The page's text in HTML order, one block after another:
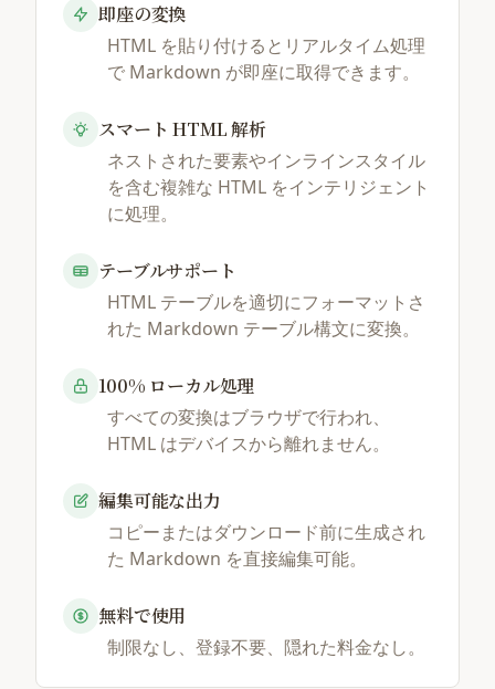
即座の変換
HTML を貼り付けるとリアルタイム処理
で Markdown が即座に取得できます。
スマート HTML 解析
ネストされた要素やインラインスタイル
を含む複雑な HTML をインテリジェント
に処理。
テーブルサポート
HTML テーブルを適切にフォーマットさ
れた Markdown テーブル構文に変換。
100% ローカル処理
すべての変換はブラウザで行われ、
HTML はデバイスから離れません。
編集可能な出力
コピーまたはダウンロード前に生成され
た Markdown を直接編集可能。
無料で使用
制限なし、登録不要、隠れた料金なし。